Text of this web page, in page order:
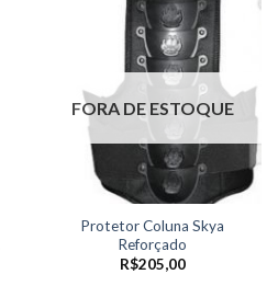
FORA DE ESTOQUE
Protetor Coluna Skya
Reforçado
R$205,00